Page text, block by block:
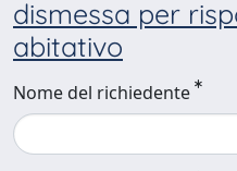
dismessa per
abitativo
Nome del richiedente